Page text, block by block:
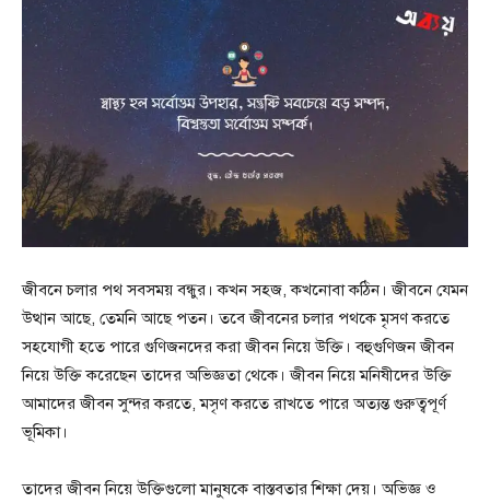
জীবনে চলার পথ সবসময় বন্ধুর। কখন সহজ, কখনোবা কঠিন। জীবনে যেমন
উত্থান আছে, তেমনি আছে পতন। তবে জীবনের চলার পথকে মৃসণ করতে
সহযোগী হতে পারে গুণিজনদের করা জীবন নিয়ে উক্তি। বহুগুণিজন জীবন
নিয়ে উক্তি করেছেন তাদের অভিজ্ঞতা থেকে। জীবন নিয়ে মনিষীদের উক্তি
আমাদের জীবন সুন্দর করতে, মসৃণ করতে রাখতে পারে অত্যন্ত গুরুত্বপূর্ণ
ভূমিকা।
তাদের জীবন নিয়ে উক্তিগুলো মানুষকে বাস্তবতার শিক্ষা দেয়। অভিজ্ঞ ও